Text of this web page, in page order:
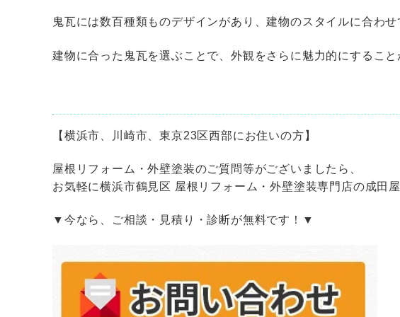
鬼瓦には数百種類ものデザインがあり、建物のスタイルに合わせ
建物に合った鬼瓦を選ぶことで、外観をさらに魅力的にすること
【横浜市、川崎市、東京23区西部にお住いの方】
屋根リフォーム・外壁塗装のご質問等がございましたら、
お気軽に横浜市鶴見区 屋根リフォーム・外壁塗装専門店の成田
▼今なら、ご相談・見積り・診断が無料です！▼